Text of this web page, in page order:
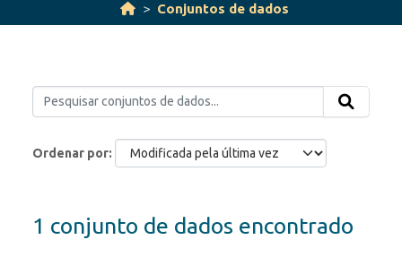
Conjuntos de dados
Ordenar por
1 conjunto de dados encontrado